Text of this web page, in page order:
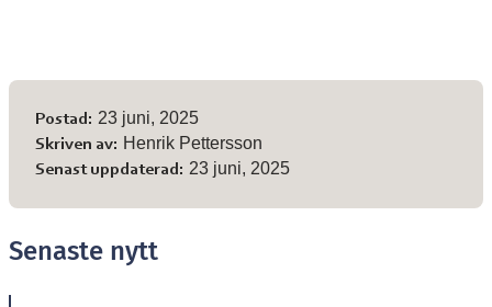
Meta-information
Postad: 23 juni, 2025
Skriven av: Henrik Pettersson
Senast uppdaterad: 23 juni, 2025
Senaste nytt